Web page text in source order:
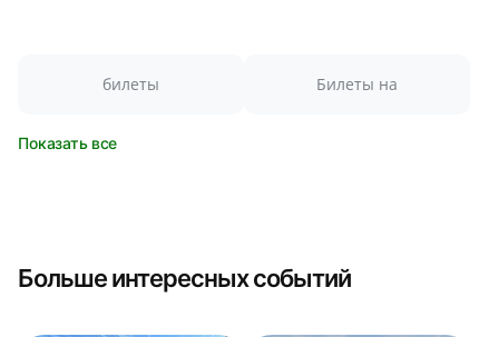
билеты Билеты на
Показать все
Больше интересных событий